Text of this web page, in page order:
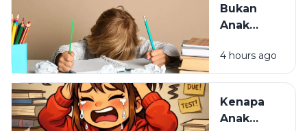
Tempat
Paling
Bukan
Anak
Mungkin
Cara
yang
Selama Ini
4 hours ago
Kenapa
Anak